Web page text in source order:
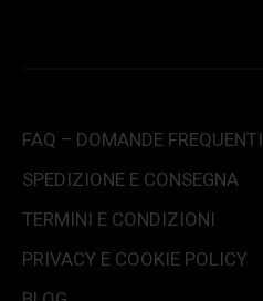
FAQ – DOMANDE FREQUENTI
SPEDIZIONE E CONSEGNA
TERMINI E CONDIZIONI
PRIVACY E COOKIE POLICY